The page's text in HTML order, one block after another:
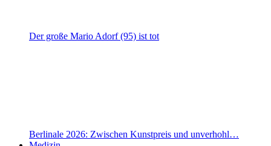
Der große Mario Adorf (95) ist tot
Berlinale 2026: Zwischen Kunstpreis und unverhohl…